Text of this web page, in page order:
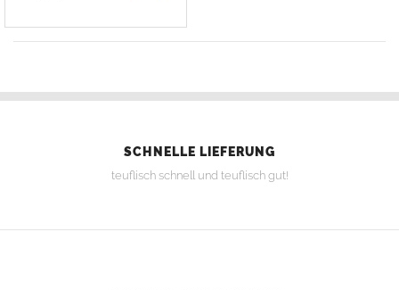
SCHNELLE LIEFERUNG
teuflisch schnell und teuflisch gut!